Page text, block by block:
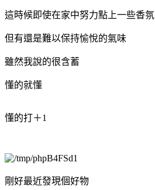
這時候即使在家中努力點上一些香氛
但有還是難以保持愉悅的氣味
雖然我說的很含蓄
懂的就懂
懂的打＋1
剛好最近發現個好物